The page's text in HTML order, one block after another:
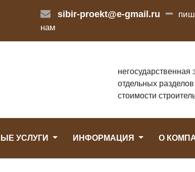
sibir-proekt@e-gmail.ru
нам
негосударственная
отдельных
стоимости
УСЛУГИ ИНФОРМАЦИЯ О